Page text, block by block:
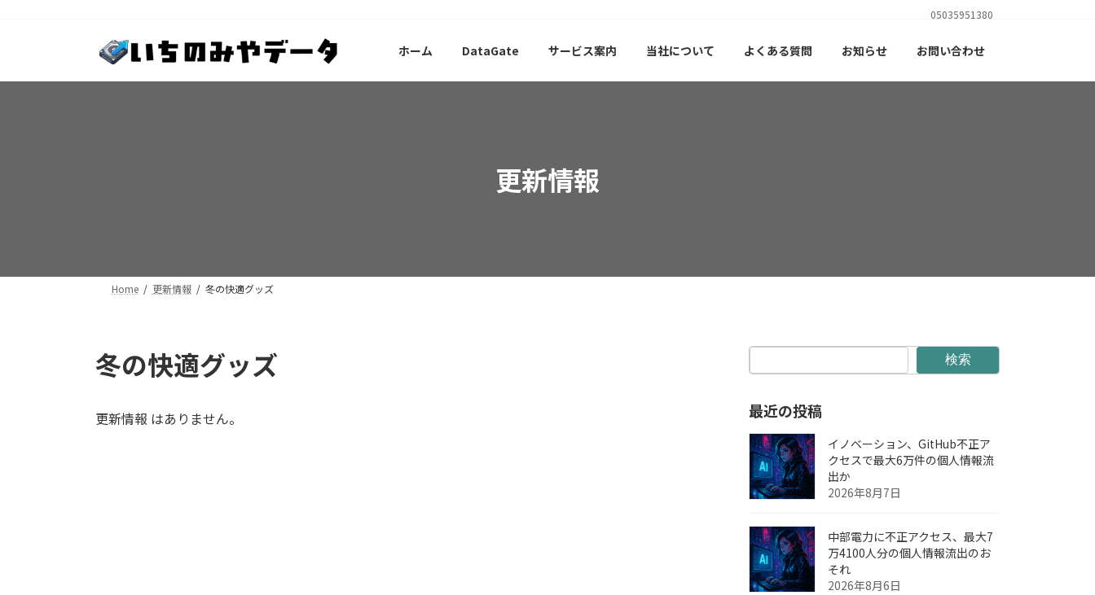
ツ
シ
05035951380
ホーム DataGate サービス案内 当社について よくある質問 お知らせ お問い合わせ
更新情報
Home 更新情報 冬の快適グッズ
冬の快適グッズ
更新情報 はありません。
検索
最近の投稿
イノベーション、GitHub不正ア
クセスで最大6万件の個人情報流
出か
2026年8月7日
中部電力に不正アクセス、最大7
万4100人分の個人情報流出のお
それ
2026年8月6日